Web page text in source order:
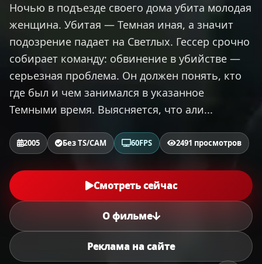
Ночью в подъезде своего дома убита молодая
женщина. Убитая — Темная иная, а значит
подозрение падает на Светлых. Гессер срочно
собирает команду: обвинение в убийстве —
серьезная проблема. Он должен понять, кто
где был и чем занимался в указанное
Темными время. Выясняется, что али...
2005 Без TS/CAM 60FPS 2491 просмотров
Смотреть сейчас
О фильме
Реклама на сайте